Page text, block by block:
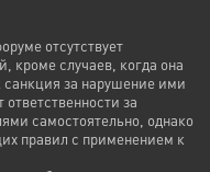
отсутствует
кроме случаев, когда она
санкция за нарушение ими
за
самостоятельно, однако
правил с применением к